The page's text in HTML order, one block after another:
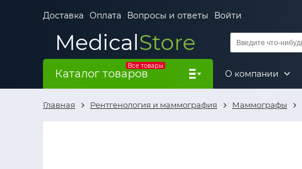
Доставка Оплата Вопросы и ответы Войти
MedicalStore
Все товары
Каталог товаров О компании
Главная Рентгенология и маммография Маммографы